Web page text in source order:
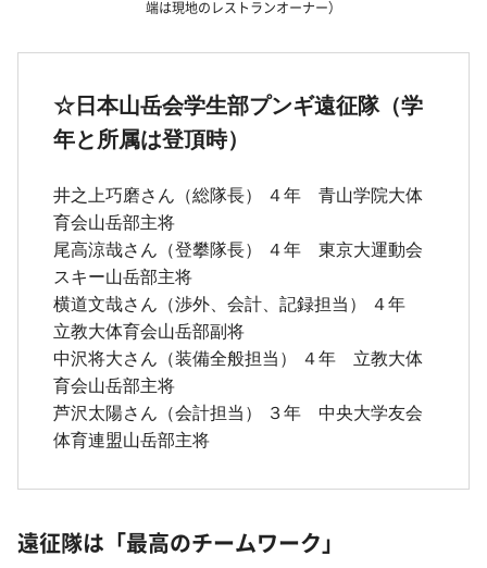
端は現地のレストランオーナー）
☆日本山岳会学生部プンギ遠征隊（学
年と所属は登頂時）
井之上巧磨さん（総隊長） ４年 青山学院大体
育会山岳部主将
尾高涼哉さん（登攀隊長） ４年 東京大運動会
スキー山岳部主将
横道文哉さん（渉外、会計、記録担当） ４年
立教大体育会山岳部副将
中沢将大さん（装備全般担当） ４年 立教大体
育会山岳部主将
芦沢太陽さん（会計担当） ３年 中央大学友会
体育連盟山岳部主将
遠征隊は「最高のチームワーク」